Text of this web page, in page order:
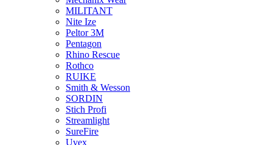
MILITANT
Nite Ize
Peltor 3M
Pentagon
Rhino Rescue
Rothco
RUIKE
Smith & Wesson
SORDIN
Stich Profi
Streamlight
SureFire
Uvex